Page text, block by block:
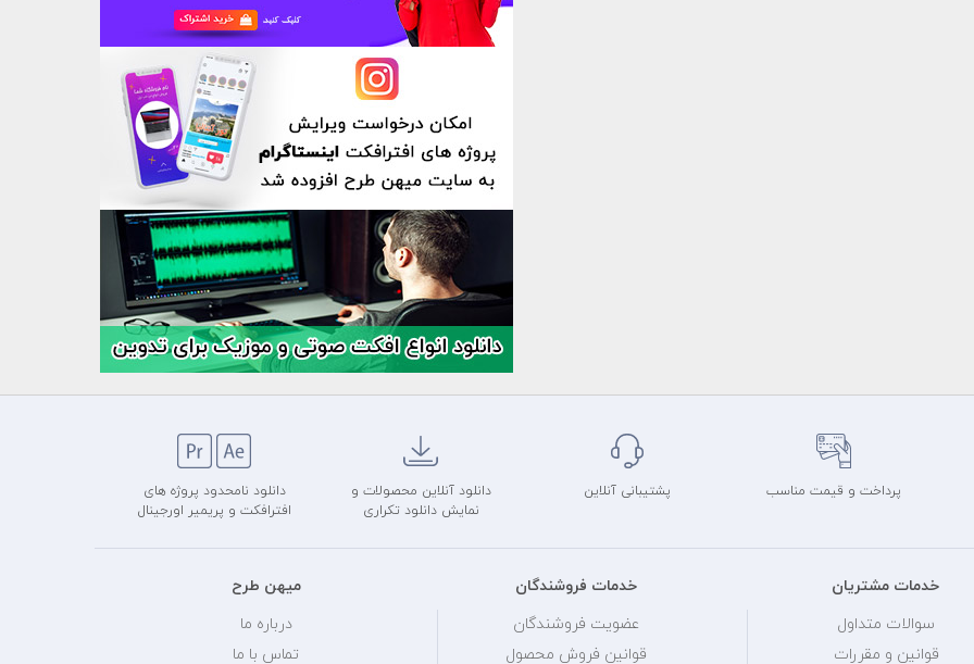
پرداخت و قیمت مناسب پشتیبانی آنلاین
دانلود آنلاین محصولات و
نمایش دانلود تکراری
دانلود نامحدود پروژه های
افترافکت و پریمیر اورجینال
خدمات مشتریان
سوالات متداول
قوانین و مقررات
خدمات فروشندگان
عضویت فروشندگان
قوانین فروش محصول
میهن طرح
درباره ما
تماس با ما